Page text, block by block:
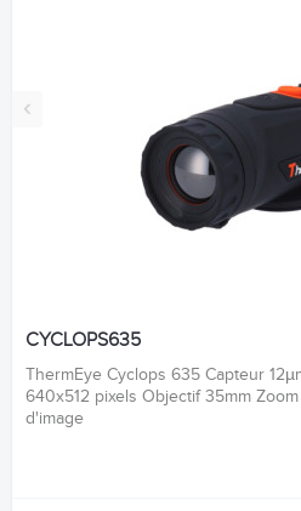
‹
CYCLOPS635
ThermEye Cyclops 635 Capteur
640x512 pixels Objectif 35mm Zoom
d'image